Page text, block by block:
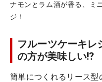
ナモンとラム酒が香る、ミ
ジ！
フルーツケーキ
の方が美味しい⁉
簡単につくれるリース型